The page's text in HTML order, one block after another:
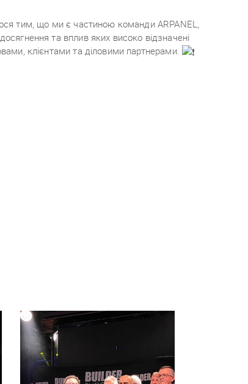
тим, що ми є частиною команди ARPANEL,
та вплив яких високо відзначені
клієнтами та діловими партнерами.